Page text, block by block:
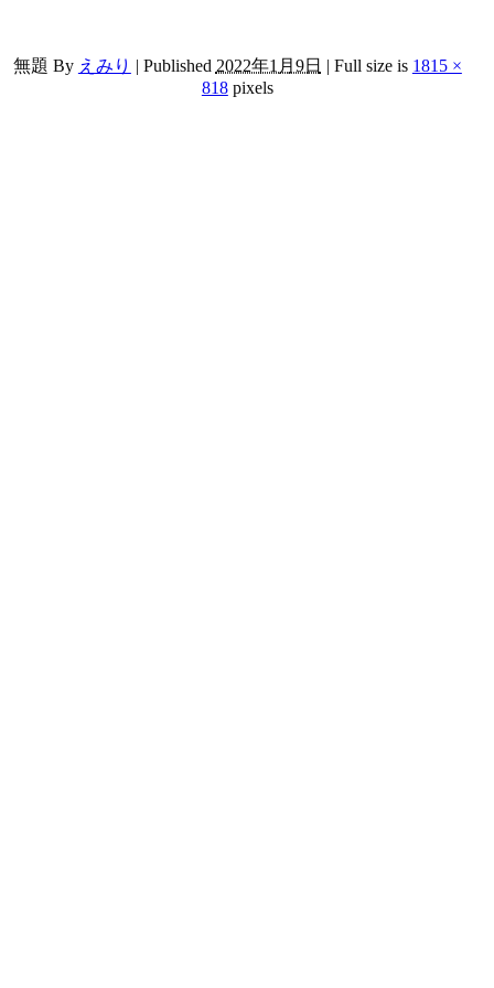
無題 By えみり | Published 2022年1月9日 | Full size is 1815 ×
818pixels